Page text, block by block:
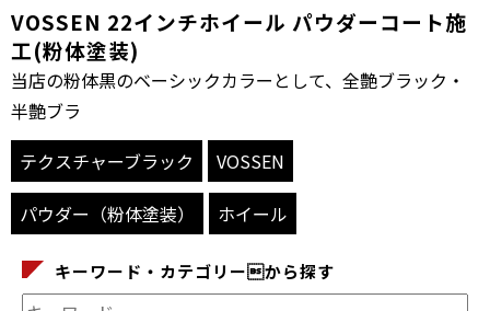
VOSSEN 22インチホイール パウダーコート施
工(粉体塗装)
当店の粉体黒のベーシックカラーとして、全艶ブラック・
半艶ブラ
テクスチャーブラック
VOSSEN
パウダー（粉体塗装）
ホイール
キーワード・カテゴリーから探す